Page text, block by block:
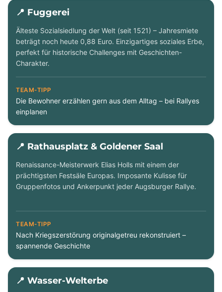
📍 Fuggerei
Älteste Sozialsiedlung der Welt (seit 1521) – Jahresmiete
beträgt noch heute 0,88 Euro. Einzigartiges soziales Erbe,
perfekt für historische Challenges mit Geschichten-
Charakter.
TEAM-TIPP
Die Bewohner erzählen gern aus dem Alltag – bei Rallyes
einplanen
📍 Rathausplatz & Goldener Saal
Renaissance-Meisterwerk Elias Holls mit einem der
prächtigsten Festsäle Europas. Imposante Kulisse für
Gruppenfotos und Ankerpunkt jeder Augsburger Rallye.
TEAM-TIPP
Nach Kriegszerstörung originalgetreu rekonstruiert –
spannende Geschichte
📍 Wasser-Welterbe